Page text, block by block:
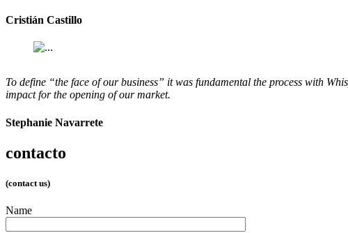
Cristián Castillo
To define “the face of our business” it was fundamental the process with
impact for the opening of our market.
Stephanie Navarrete
contacto
(contact us)
Name